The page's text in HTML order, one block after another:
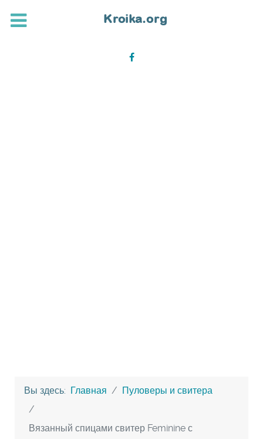
Вы здесь: Главная Пуловеры и свитера
Вязанный спицами свитер Feminine с